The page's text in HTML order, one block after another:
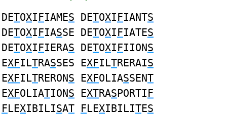
DETOXIFIAMES DETOXIFIANTS
DETOXIFIASSE DETOXIFIATES
DETOXIFIERAS DETOXIFIIONS
EXFILTRASSES EXFILTRERAIS
EXFILTRERONS EXFOLIASSENT
EXFOLIATIONS EXTRASPORTIF
FLEXIBILISAT FLEXIBILITES